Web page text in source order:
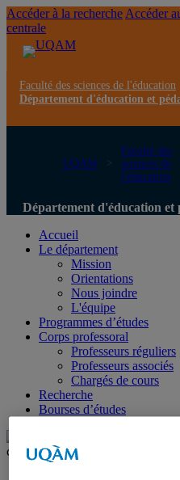
Accéder à la recherche Accéder
centrale
Faculté des sciences de l'éducation
Département d'éducation et
UQAM
Faculté des
sciences de
l'éducation
Département d'éducation et
Accueil
Le département
Mission
Orientations
Nous joindre
L'équipe
Programmes d’études
Corps professoral
Professeurs réguliers
Professeurs associés
Chargés de cours
Recherche
Bourses d’études